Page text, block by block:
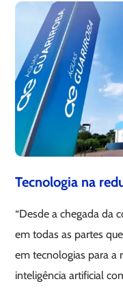
Tecnologia na
“Desde a chegada da
em todas as partes
em tecnologias para a
inteligência artificial